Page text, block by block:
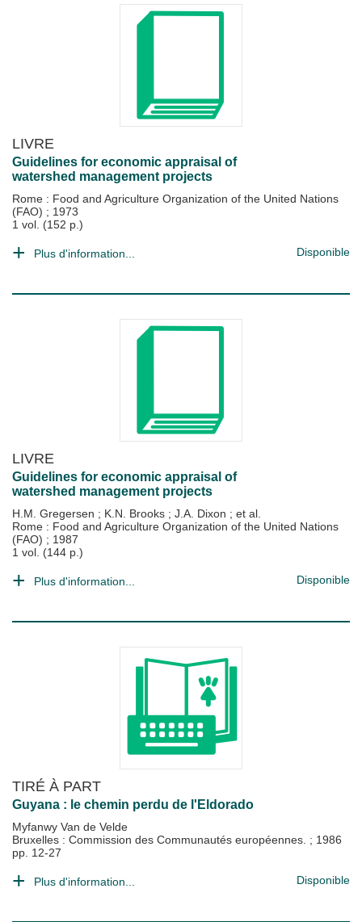
LIVRE
Guidelines for economic appraisal of
watershed management projects
Rome : Food and Agriculture Organization of the United Nations
(FAO) ; 1973
1 vol. (152 p.)
Plus d'information... Disponible
LIVRE
Guidelines for economic appraisal of
watershed management projects
H.M. Gregersen ; K.N. Brooks ; J.A. Dixon ; et al.
Rome : Food and Agriculture Organization of the United Nations
(FAO) ; 1987
1 vol. (144 p.)
Plus d'information... Disponible
TIRÉ À PART
Guyana : le chemin perdu de l'Eldorado
Myfanwy Van de Velde
Bruxelles : Commission des Communautés européennes. ; 1986
pp. 12-27
Plus d'information... Disponible